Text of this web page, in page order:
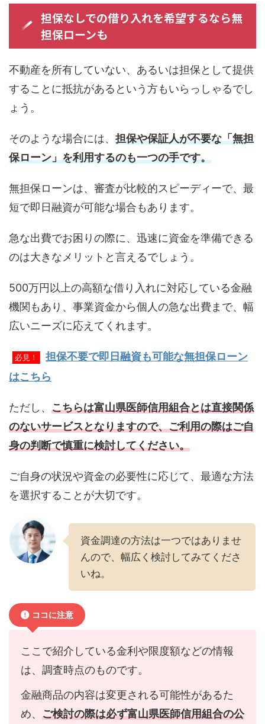
担保なしでの借り入れを希望するなら無
担保ローンも
不動産を所有していない、あるいは担保として提供
することに抵抗があるという方もいらっしゃるでし
ょう。
そのような場合には、 担保や保証人が不要な「無担
保ローン」を利用するのも一つの手です。
無担保ローンは、審査が比較的スピーディーで、最
短で即日融資が可能な場合もあります。
急な出費でお困りの際に、迅速に資金を準備できる
のは大きなメリットと言えるでしょう。
500万円以上の高額な借り入れに対応している金融
機関もあり、事業資金から個人の急な出費まで、幅
広いニーズに応えてくれます。
必見！
担保不要で即日融資も可能な無担保ローン
はこちら
ただし、 こちらは富山県医師信用組合とは直接関係
のないサービスとなりますので、ご利用の際はご自
身の判断で慎重に検討してください。
ご自身の状況や資金の必要性に応じて、最適な方法
を選択することが大切です。
資金調達の方法は一つではありませ
んので、幅広く検討してみてくださ
いね。
ココに注意
ここで紹介している金利や限度額などの情報
は、調査時点のものです。
金融商品の内容は変更される可能性があるた
め、 ご検討の際は必ず富山県医師信用組合の公